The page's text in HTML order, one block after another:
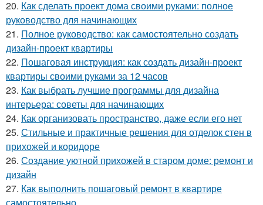
20. Как сделать проект дома своими руками: полное
руководство для начинающих
21. Полное руководство: как самостоятельно создать
дизайн-проект квартиры
22. Пошаговая инструкция: как создать дизайн-проект
квартиры своими руками за 12 часов
23. Как выбрать лучшие программы для дизайна
интерьера: советы для начинающих
24. Как организовать пространство, даже если его нет
25. Стильные и практичные решения для отделок стен в
прихожей и коридоре
26. Создание уютной прихожей в старом доме: ремонт и
дизайн
27. Как выполнить пошаговый ремонт в квартире
самостоятельно